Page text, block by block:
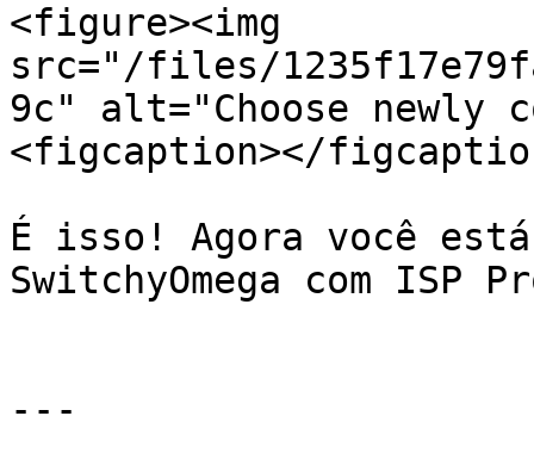
<figure><img
src="/files/
9c" alt="Choose newly
<figcaption></
É isso! Agora você
SwitchyOmega com ISP
---